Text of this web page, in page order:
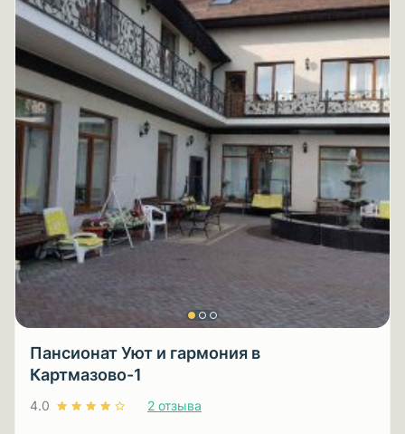
Пансионат Уют и гармония в
Картмазово-1
4.0 2 отзыва